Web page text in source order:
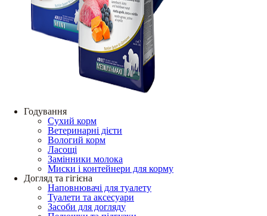
Годування
Сухий корм
Ветеринарні дієти
Вологий корм
Ласощі
Замінники молока
Миски і контейнери для корму
Догляд та гігієна
Наповнювачі для туалету
Туалети та аксесуари
Засоби для догляду